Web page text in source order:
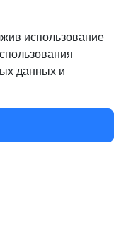
использование
данных и